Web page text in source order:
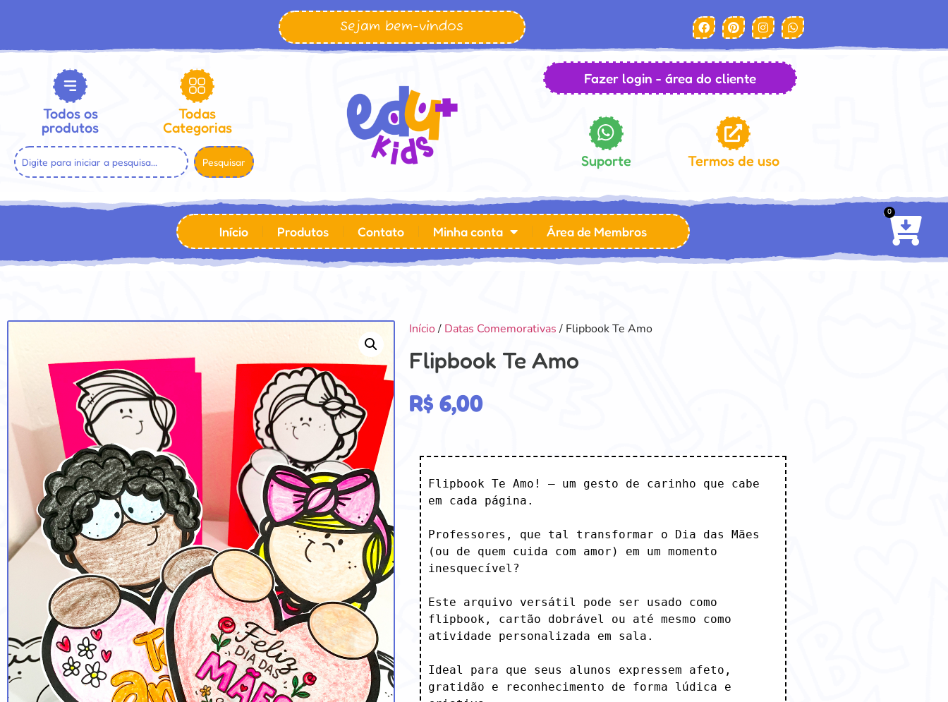
Sejam bem-vindos
Todos os
produtos
Todas
Categorias
Pesquisar
Fazer login - área do cliente
Suporte Termos de uso
Início Produtos Contato Minha conta Área de Membros
0
Início/ Datas Comemorativas / Flipbook Te Amo
Flipbook Te Amo
R$ 6,00
Flipbook Te Amo! – um gesto de carinho que cabe
em cada página.
Professores, que tal transformar o Dia das Mães
(ou de quem cuida com amor) em um momento
inesquecível?
Este arquivo versátil pode ser usado como
flipbook, cartão dobrável ou até mesmo como
atividade personalizada em sala.
Ideal para que seus alunos expressem afeto,
gratidão e reconhecimento de forma lúdica e